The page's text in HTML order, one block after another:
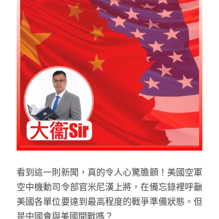
反華推手你要知
反華推手懶人包
民主派騙案十式
反華推手起底
美西霸凌內幕
美西極權主義
極端暴恐實錄
KOL 專欄
林淑芳專欄
屈穎妍專欄
朱庭萱專欄
莫綺琪專欄
招國偉專欄
高松傑專欄
絕密法庭檔案
醫院口岸爆炸案
屠龍小隊案
黎智英案審訊
35+顛覆案
生活
吃喝玩指南
休閒好介紹
花生仔漫畫週記
關於我們
人才招聘
商戶合作
支持讚助
搜索
繁體中文
English
看到這一則新聞，真的令人心驚膽顫！美國空軍
空中機動司令部官米尼漢上將，在備忘錄裡呼籲
美國各單位要達到最高程度的戰爭準備狀態。但
是中國會與美國開戰嗎？